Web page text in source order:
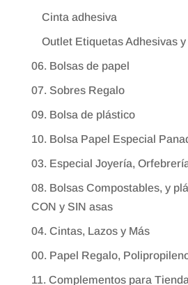
Cinta adhesiva
Outlet Etiquetas Adhesivas
06. Bolsas de papel
07. Sobres Regalo
09. Bolsa de plástico
10. Bolsa Papel Especial
03. Especial Joyería,
08. Bolsas Compostables, y
CON y SIN asas
04. Cintas, Lazos y Más
00. Papel Regalo,
11. Complementos para Tienda